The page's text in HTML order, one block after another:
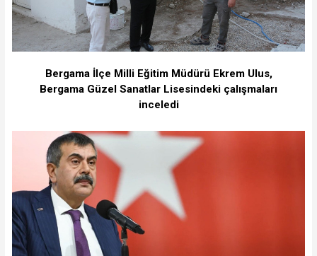
Bergama İlçe Milli Eğitim Müdürü Ekrem Ulus,
Bergama Güzel Sanatlar Lisesindeki çalışmaları
inceledi